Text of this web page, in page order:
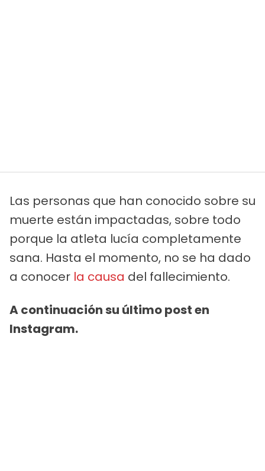
Las personas que han conocido sobre su
muerte están impactadas, sobre todo
porque la atleta lucía completamente
sana. Hasta el momento, no se ha dado
a conocer la causa del fallecimiento.
A continuación su último post en
Instagram.